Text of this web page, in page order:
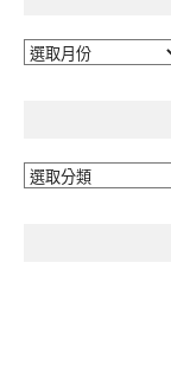
彙
分